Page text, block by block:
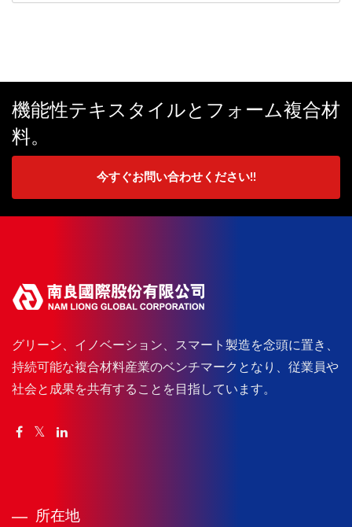
機能性テキスタイルとフォーム複合材
料。
今すぐお問い合わせください!!
グリーン、イノベーション、スマート製造を念頭に置き、
持続可能な複合材料産業のベンチマークとなり、従業員や
社会と成果を共有することを目指しています。
所在地